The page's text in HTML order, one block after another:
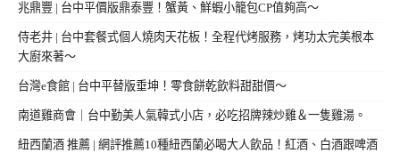
兆鼎豐 | 台中平價版鼎泰豐！蟹黃、鮮蝦小籠包CP值夠高～
侍老井 | 台中套餐式個人燒肉天花板！全程代烤服務，烤功太完美根本
大廚來著～
台灣e食館 | 台中平替版垂坤！零食餅乾飲料甜甜價～
南道雞商會｜台中勤美人氣韓式小店，必吃招牌辣炒雞＆一隻雞湯。
紐西蘭酒 推薦 | 網評推薦10種紐西蘭必喝大人飲品！紅酒、白酒跟啤酒